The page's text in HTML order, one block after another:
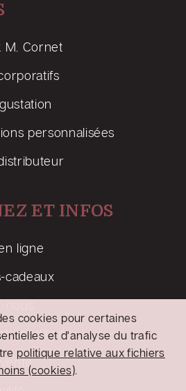
cookies pour certaines
et d'analyse du trafic
politique relative aux fichiers
(cookies).
M. Cornet
personnalisées
ET INFOS
ligne
cadeaux
conditions